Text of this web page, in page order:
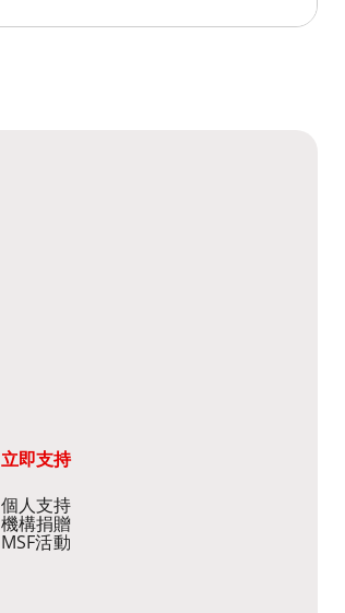
立即支持
個人支持
機構捐贈
MSF活動